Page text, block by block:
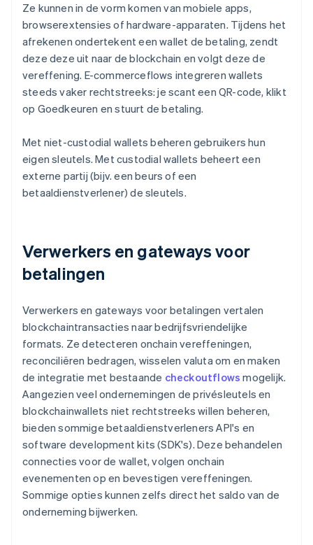
Ze kunnen in de vorm komen van mobiele apps,
browserextensies of hardware-apparaten. Tijdens het
afrekenen ondertekent een wallet de betaling, zendt
deze deze uit naar de blockchain en volgt deze de
vereffening. E-commerceflows integreren wallets
steeds vaker rechtstreeks: je scant een QR-code, klikt
op Goedkeuren en stuurt de betaling.
Met niet-custodial wallets beheren gebruikers hun
eigen sleutels. Met custodial wallets beheert een
externe partij (bijv. een beurs of een
betaaldienstverlener) de sleutels.
Verwerkers en gateways voor
betalingen
Verwerkers en gateways voor betalingen vertalen
blockchaintransacties naar bedrijfsvriendelijke
formats. Ze detecteren onchain vereffeningen,
reconciliëren bedragen, wisselen valuta om en maken
de integratie met bestaande checkoutflows mogelijk.
Aangezien veel ondernemingen de privésleutels en
blockchainwallets niet rechtstreeks willen beheren,
bieden sommige betaaldienstverleners API's en
software development kits (SDK's). Deze behandelen
connecties voor de wallet, volgen onchain
evenementen op en bevestigen vereffeningen.
Sommige opties kunnen zelfs direct het saldo van de
onderneming bijwerken.